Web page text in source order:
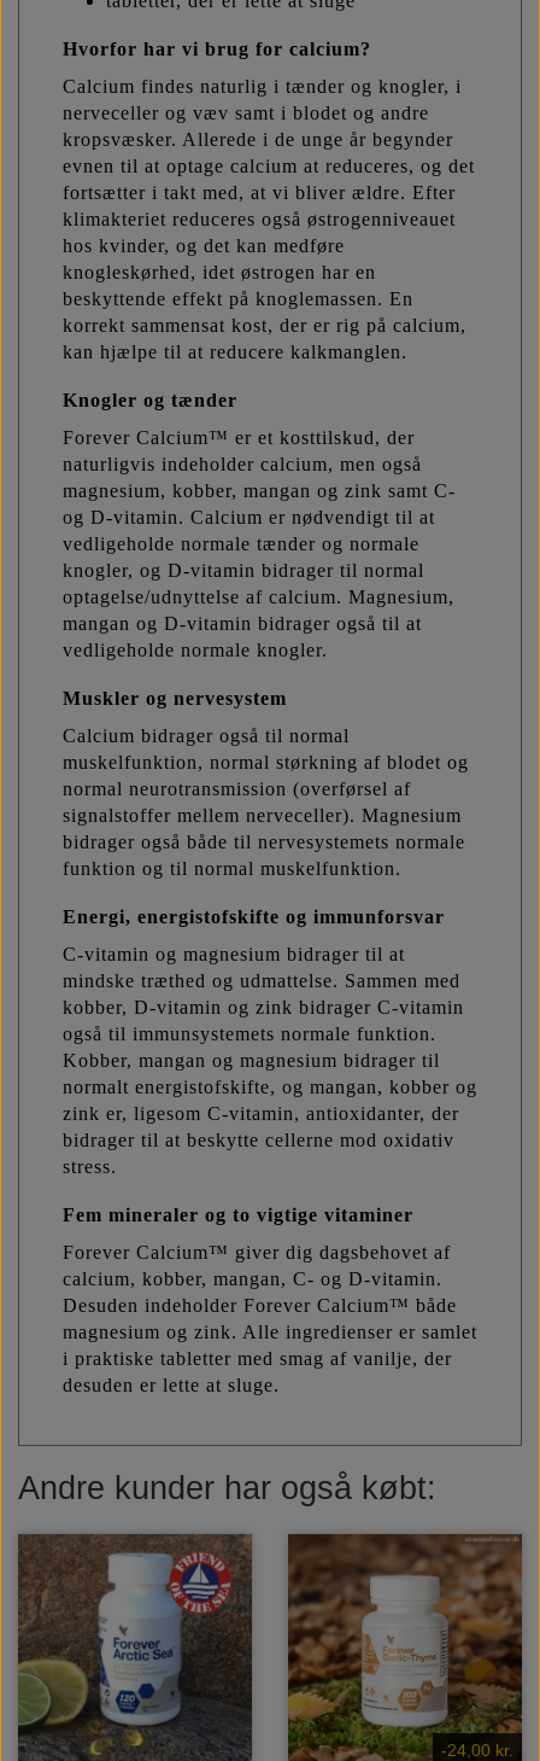
Hvorfor har vi brug for calcium?
Calcium findes naturlig i tænder og knogler, i
nerveceller og væv samt i blodet og andre
kropsvæsker. Allerede i de unge år begynder
evnen til at optage calcium at reduceres, og det
fortsætter i takt med, at vi bliver ældre. Efter
klimakteriet reduceres også østrogenniveauet
hos kvinder, og det kan medføre
knogleskørhed, idet østrogen har en
beskyttende effekt på knoglemassen. En
korrekt sammensat kost, der er rig på calcium,
kan hjælpe til at reducere kalkmanglen.
Knogler og tænder
Forever Calcium™ er et kosttilskud, der
naturligvis indeholder calcium, men også
magnesium, kobber, mangan og zink samt C-
og D-vitamin. Calcium er nødvendigt til at
vedligeholde normale tænder og normale
knogler, og D-vitamin bidrager til normal
optagelse/udnyttelse af calcium. Magnesium,
mangan og D-vitamin bidrager også til at
vedligeholde normale knogler.
Muskler og nervesystem
Calcium bidrager også til normal
muskelfunktion, normal størkning af blodet og
normal neurotransmission (overførsel af
signalstoffer mellem nerveceller). Magnesium
bidrager også både til nervesystemets normale
funktion og til normal muskelfunktion.
Energi, energistofskifte og immunforsvar
C-vitamin og magnesium bidrager til at
mindske træthed og udmattelse. Sammen med
kobber, D-vitamin og zink bidrager C-vitamin
også til immunsystemets normale funktion.
Kobber, mangan og magnesium bidrager til
normalt energistofskifte, og mangan, kobber og
zink er, ligesom C-vitamin, antioxidanter, der
bidrager til at beskytte cellerne mod oxidativ
stress.
Fem mineraler og to vigtige vitaminer
Forever Calcium™ giver dig dagsbehovet af
calcium, kobber, mangan, C- og D-vitamin.
Desuden indeholder Forever Calcium™ både
magnesium og zink. Alle ingredienser er samlet
i praktiske tabletter med smag af vanilje, der
desuden er lette at sluge.
Andre kunder har også købt:
-24,00 kr.